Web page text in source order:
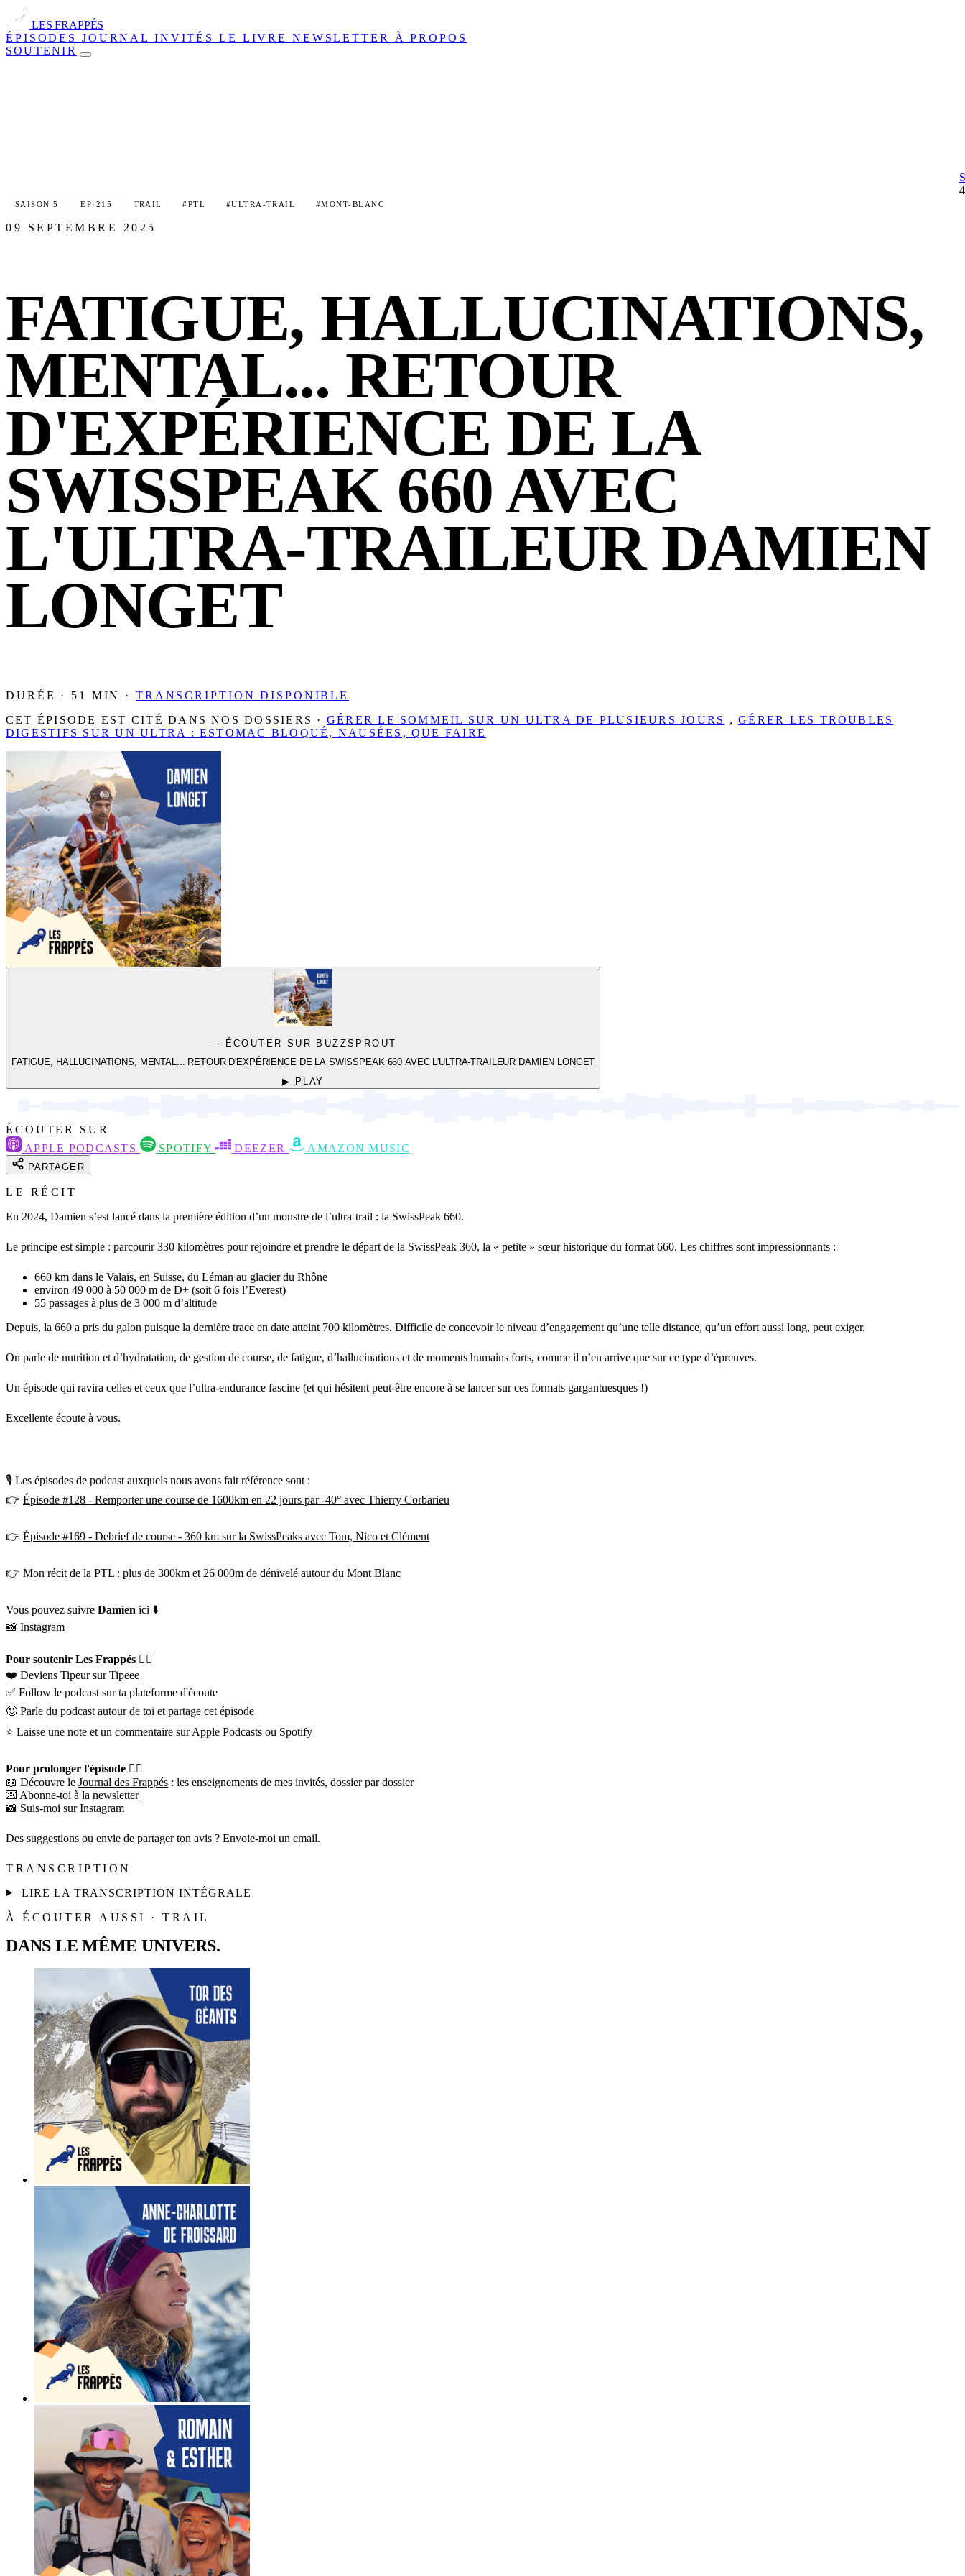
LES FRAPPÉS
ÉPISODES JOURNAL INVITÉSLE LIVRE NEWSLETTER À PROPOS
SOUTENIR
SAISON 5 EP·215 TRAIL #PTL #ULTRA-TRAIL #MONT-BLANC
09 SEPTEMBRE 2025
FATIGUE, HALLUCINATIONS,
MENTAL... RETOUR
D'EXPÉRIENCE DE LA
SWISSPEAK 660 AVEC
L'ULTRA-TRAILEUR DAMIEN
LONGET
DURÉE · 51 MIN · TRANSCRIPTION DISPONIBLE
CET ÉPISODE EST CITÉ DANS NOS DOSSIERS · GÉRER LE SOMMEIL SUR UN ULTRA DE PLUSIEURS JOURS ,GÉRER LES TROUBLES
DIGESTIFS SUR UN ULTRA : ESTOMAC BLOQUÉ, NAUSÉES, QUE FAIRE
— ÉCOUTER SUR BUZZSPROUT
FATIGUE, HALLUCINATIONS, MENTAL... RETOUR D'EXPÉRIENCE DE LA SWISSPEAK 660 AVEC L'ULTRA-TRAILEUR DAMIEN LONGET
▶ PLAY
ÉCOUTER SUR
APPLE PODCASTS
SPOTIFY DEEZER AMAZON MUSIC
PARTAGER
LE RÉCIT
En 2024, Damien s’est lancé dans la première édition d’un monstre de l’ultra-trail : la SwissPeak 660.
Le principe est simple : parcourir 330 kilomètres pour rejoindre et prendre le départ de la SwissPeak 360, la « petite » sœur historique du format 660. Les chiffres sont impressionnants :
660 km dans le Valais, en Suisse, du Léman au glacier du Rhône
environ 49 000 à 50 000 m de D+ (soit 6 fois l’Everest)
55 passages à plus de 3 000 m d’altitude
Depuis, la 660 a pris du galon puisque la dernière trace en date atteint 700 kilomètres. Difficile de concevoir le niveau d’engagement qu’une telle distance, qu’un effort aussi long, peut exiger.
On parle de nutrition et d’hydratation, de gestion de course, de fatigue, d’hallucinations et de moments humains forts, comme il n’en arrive que sur ce type d’épreuves.
Un épisode qui ravira celles et ceux que l’ultra-endurance fascine (et qui hésitent peut-être encore à se lancer sur ces formats gargantuesques !)
Excellente écoute à vous.
🎙 Les épisodes de podcast auxquels nous avons fait référence sont :
👉 Épisode #128 - Remporter une course de 1600km en 22 jours par -40° avec Thierry Corbarieu
👉 Épisode #169 - Debrief de course - 360 km sur la SwissPeaks avec Tom, Nico et Clément
👉 Mon récit de la PTL : plus de 300km et 26 000m de dénivelé autour du Mont Blanc
Vous pouvez suivre Damien ici ⬇️
📸 Instagram
Pour soutenir Les Frappés 👇🏼
❤️ Deviens Tipeur surTipeee
✅ Follow le podcast sur ta plateforme d'écoute
🙂 Parle du podcast autour de toi et partage cet épisode
⭐️ Laisse une note et un commentaire sur Apple Podcasts ou Spotify
Pour prolonger l'épisode 👇🏼
📖 Découvre le Journal des Frappés : les enseignements de mes invités, dossier par dossier
💌 Abonne-toi à la newsletter
📸 Suis-moi surInstagram
Des suggestions ou envie de partager ton avis ? Envoie-moi un email.
TRANSCRIPTION
LIRE LA TRANSCRIPTION INTÉGRALE
À ÉCOUTER AUSSI · TRAIL
DANS LE MÊME UNIVERS.